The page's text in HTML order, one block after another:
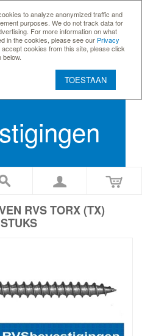
to analyze anonymized traffic and
purposes. We do not track data for
For more information on what
in the cookies, please see our Privacy
accept cookies from this site, please click
TOESTAAN
RVS TORX (TX)